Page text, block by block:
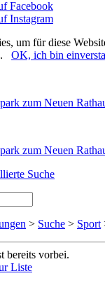
um für diese
. OK, ich bin
Suche
> Suche > Sport
bereits vorbei.
Liste